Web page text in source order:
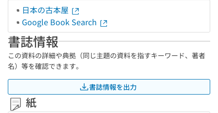
日本の古本屋
Google Book Search
書誌情報
この資料の詳細や典拠（同じ主題の資料を指すキーワード、著者
名）等を確認できます。
書誌情報を出力
紙